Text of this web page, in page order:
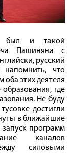
был и такой
Пашиняна с
русский
напомнить, что
этих деятеля
где
Не буду
достигли
в ближайшие
программ
каналов
силовыми